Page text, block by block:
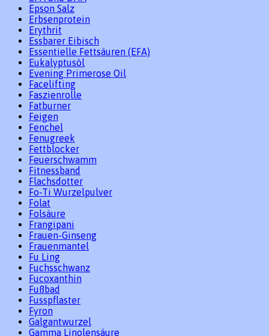
Epson Salz
Erbsenprotein
Erythrit
Essbarer Eibisch
Essentielle Fettsäuren (EFA)
Eukalyptusöl
Evening Primerose Oil
Facelifting
Faszienrolle
Fatburner
Feigen
Fenchel
Fenugreek
Fettblocker
Feuerschwamm
Fitnessband
Flachsdotter
Fo-Ti Wurzelpulver
Folat
Folsäure
Frangipani
Frauen-Ginseng
Frauenmantel
Fu Ling
Fuchsschwanz
Fucoxanthin
Fußbad
Fusspflaster
Fyron
Galgantwurzel
Gamma Linolensäure